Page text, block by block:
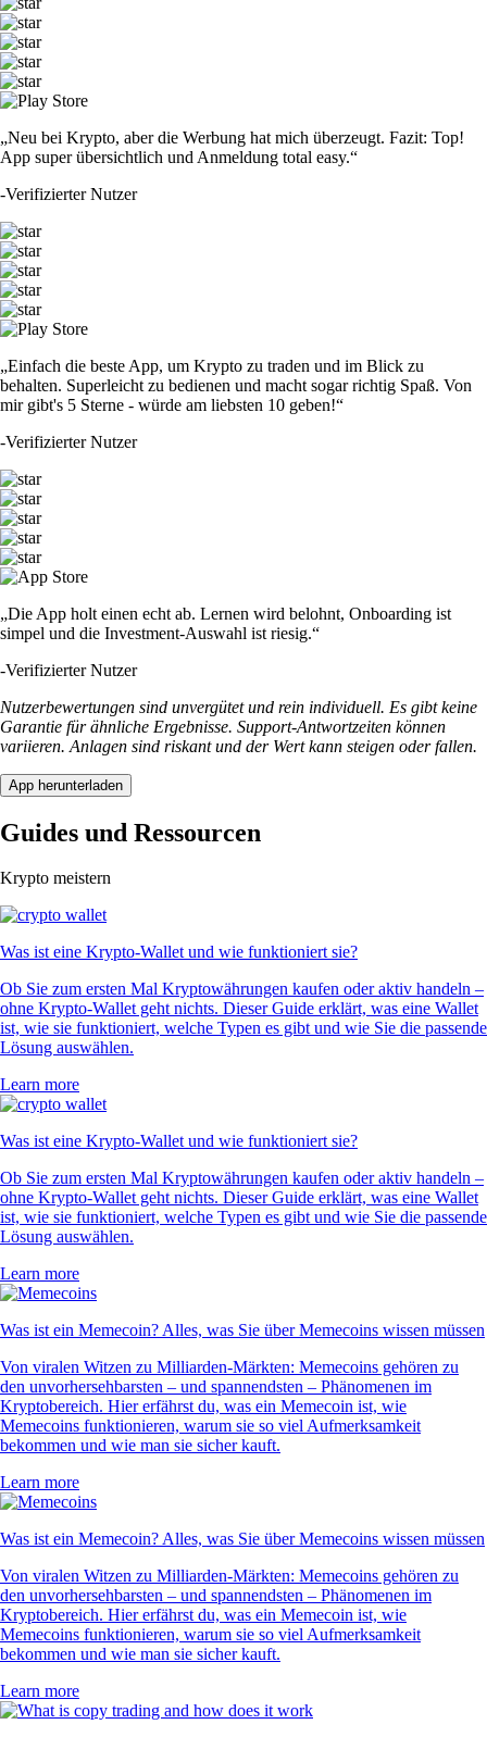
„Neu bei Krypto, aber die Werbung hat mich überzeugt. Fazit: Top!
App super übersichtlich und Anmeldung total easy.“
-Verifizierter Nutzer
„Einfach die beste App, um Krypto zu traden und im Blick zu
behalten. Superleicht zu bedienen und macht sogar richtig Spaß. Von
mir gibt's 5 Sterne - würde am liebsten 10 geben!“
-Verifizierter Nutzer
„Die App holt einen echt ab. Lernen wird belohnt, Onboarding ist
simpel und die Investment-Auswahl ist riesig.“
-Verifizierter Nutzer
Nutzerbewertungen sind unvergütet und rein individuell. Es gibt keine
Garantie für ähnliche Ergebnisse. Support-Antwortzeiten können
variieren. Anlagen sind riskant und der Wert kann steigen oder fallen.
App herunterladen
Guides und Ressourcen
Krypto meistern
Was ist eine Krypto-Wallet und wie funktioniert sie?
Ob Sie zum ersten Mal Kryptowährungen kaufen oder aktiv handeln –
ohne Krypto-Wallet geht nichts. Dieser Guide erklärt, was eine Wallet
ist, wie sie funktioniert, welche Typen es gibt und wie Sie die passende
Lösung auswählen.
Learn more
Was ist eine Krypto-Wallet und wie funktioniert sie?
Ob Sie zum ersten Mal Kryptowährungen kaufen oder aktiv handeln –
ohne Krypto-Wallet geht nichts. Dieser Guide erklärt, was eine Wallet
ist, wie sie funktioniert, welche Typen es gibt und wie Sie die passende
Lösung auswählen.
Learn more
Was ist ein Memecoin? Alles, was Sie über Memecoins wissen müssen
Von viralen Witzen zu Milliarden-Märkten: Memecoins gehören zu
den unvorhersehbarsten – und spannendsten – Phänomenen im
Kryptobereich. Hier erfährst du, was ein Memecoin ist, wie
Memecoins funktionieren, warum sie so viel Aufmerksamkeit
bekommen und wie man sie sicher kauft.
Learn more
Was ist ein Memecoin? Alles, was Sie über Memecoins wissen müssen
Von viralen Witzen zu Milliarden-Märkten: Memecoins gehören zu
den unvorhersehbarsten – und spannendsten – Phänomenen im
Kryptobereich. Hier erfährst du, was ein Memecoin ist, wie
Memecoins funktionieren, warum sie so viel Aufmerksamkeit
bekommen und wie man sie sicher kauft.
Learn more